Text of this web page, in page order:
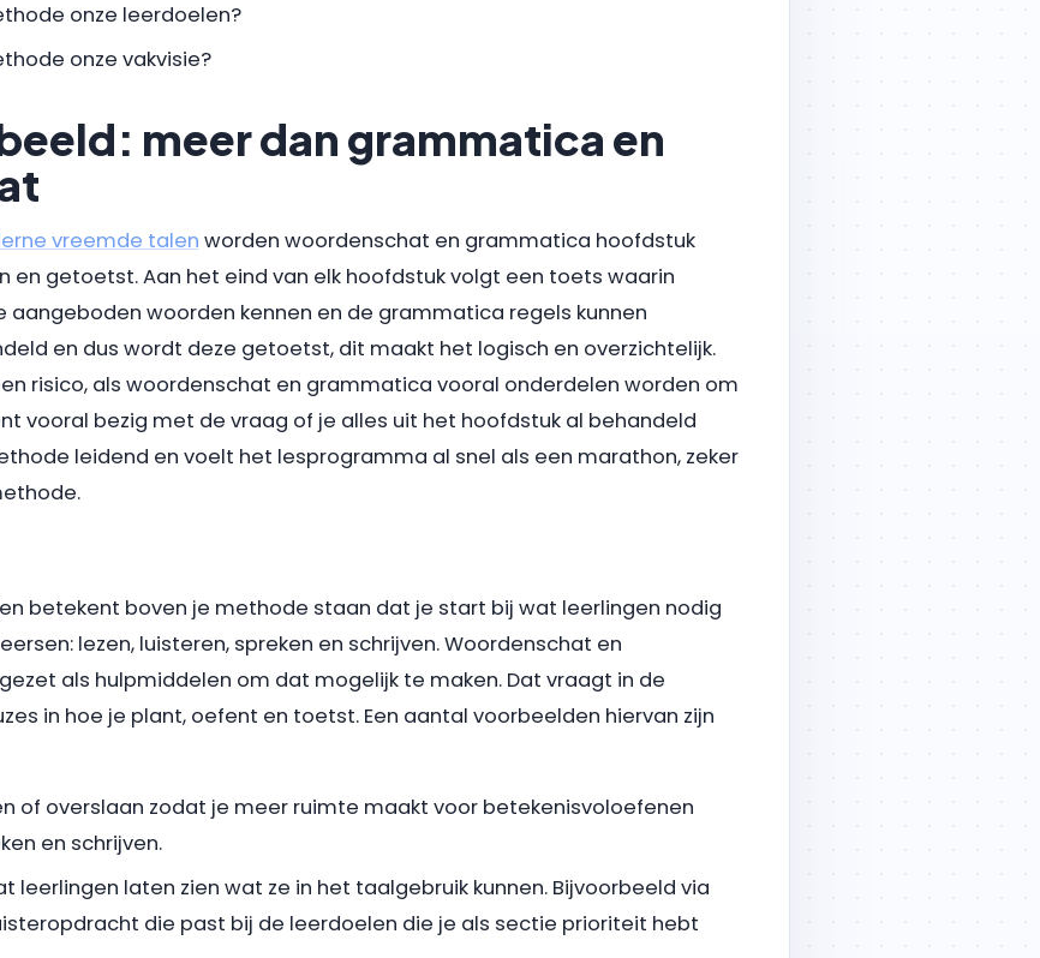
onze leerdoelen?
onze vakvisie?
meer dan grammatica en
vreemde talen worden woordenschat en grammatica hoofdstuk
en getoetst. Aan het eind van elk hoofdstuk volgt een toets waarin
aangeboden woorden kennen en de grammatica regels kunnen
en dus wordt deze getoetst, dit maakt het logisch en overzichtelijk.
risico, als woordenschat en grammatica vooral onderdelen worden om
vooral bezig met de vraag of je alles uit het hoofdstuk al behandeld
leidend en voelt het lesprogramma al snel als een marathon, zeker
betekent boven je methode staan dat je start bij wat leerlingen nodig
lezen, luisteren, spreken en schrijven. Woordenschat en
als hulpmiddelen om dat mogelijk te maken. Dat vraagt in de
in hoe je plant, oefent en toetst. Een aantal voorbeelden hiervan zijn
of overslaan zodat je meer ruimte maakt voor betekenisvoloefenen
en schrijven.
leerlingen laten zien wat ze in het taalgebruik kunnen. Bijvoorbeeld via
die past bij de leerdoelen die je als sectie prioriteit hebt